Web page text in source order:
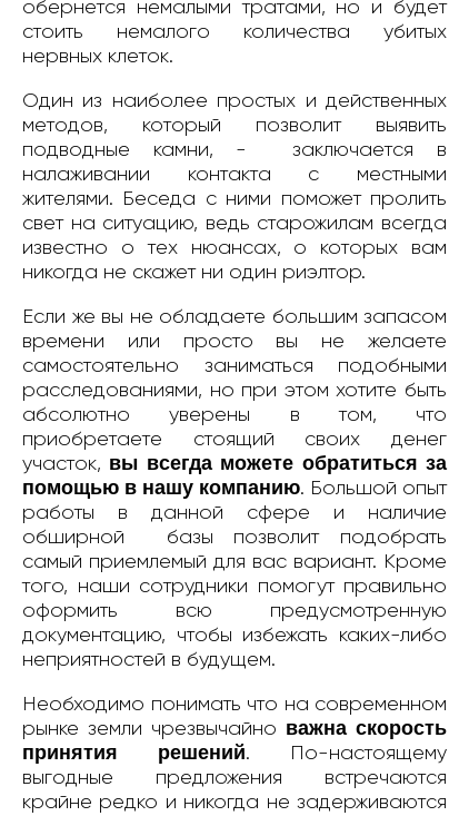
обернется немалыми тратами, но и будет
стоить немалого количества убитых
нервных клеток.
Один из наиболее простых и действенных
методов, который позволит выявить
подводные камни, - заключается в
налаживании контакта с местными
жителями. Беседа с ними поможет пролить
свет на ситуацию, ведь старожилам всегда
известно о тех нюансах, о которых вам
никогда не скажет ни один риэлтор.
Если же вы не обладаете большим запасом
времени или просто вы не желаете
самостоятельно заниматься подобными
расследованиями, но при этом хотите быть
абсолютно уверены в том, что
приобретаете стоящий своих денег
участок, вы всегда можете обратиться за
помощью в нашу компанию. Большой опыт
работы в данной сфере и наличие
обширной базы позволит подобрать
самый приемлемый для вас вариант. Кроме
того, наши сотрудники помогут правильно
оформить всю предусмотренную
документацию, чтобы избежать каких-либо
неприятностей в будущем.
Необходимо понимать что на современном
рынке земли чрезвычайно важна скорость
принятия решений. По-настоящему
выгодные предложения встречаются
крайне редко и никогда не задерживаются